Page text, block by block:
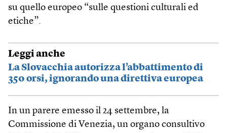
su quello europeo “sulle questioni culturali ed
etiche”.
Leggi anche
La Slovacchia autorizza l’abbattimento di
350 orsi, ignorando una direttiva europea
In un parere emesso il 24 settembre, la
Commissione di Venezia, un organo consultivo